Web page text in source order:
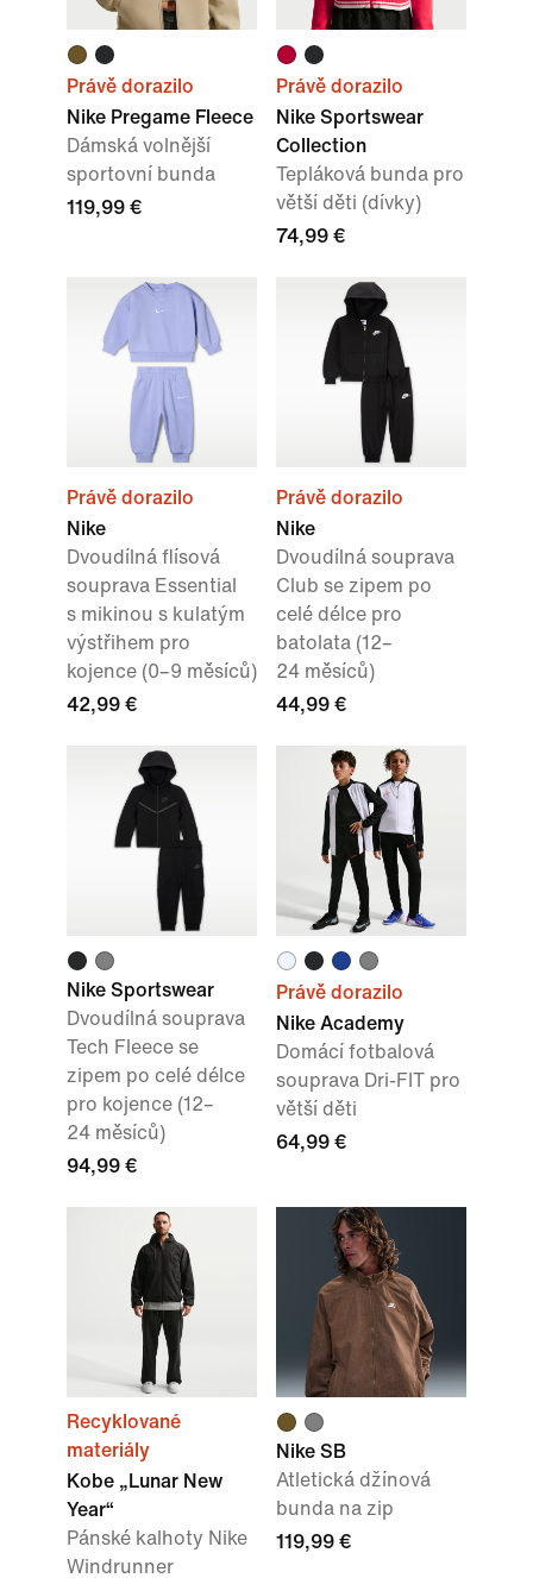
Právě dorazilo
Nike Pregame Fleece
Dámská volnější
sportovní bunda
119,99 €
Právě dorazilo
Nike Sportswear
Collection
Tepláková bunda pro
větší děti (dívky)
74,99 €
Právě dorazilo
Nike
Dvoudílná flísová
souprava Essential
s mikinou s kulatým
výstřihem pro
kojence (0–9 měsíců)
42,99 €
Právě dorazilo
Nike
Dvoudílná souprava
Club se zipem po
celé délce pro
batolata (12–
24 měsíců)
44,99 €
Nike Sportswear
Dvoudílná souprava
Tech Fleece se
zipem po celé délce
pro kojence (12–
24 měsíců)
94,99 €
Právě dorazilo
Nike Academy
Domácí fotbalová
souprava Dri-FIT pro
větší děti
64,99 €
Recyklované
materiály
Kobe „Lunar New
Year“
Pánské kalhoty Nike
Windrunner
Nike SB
Atletická džínová
bunda na zip
119,99 €